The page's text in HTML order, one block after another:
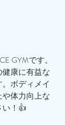
GYMです。
康に有益な
ボディメイ
体力向上な
！👍